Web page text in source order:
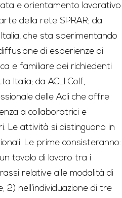
e orientamento lavorativo
della rete SPRAR; da
che sta sperimentando
di esperienze di
e familiare dei richiedenti
Italia; da ACLI Colf,
delle Acli che offre
a collaboratrici e
Le attività si distinguono in
Le prime consisteranno:
tavolo di lavoro tra i
relative alle modalità di
2) nell’individuazione di tre